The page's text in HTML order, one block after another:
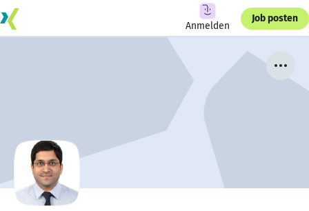
Anmelden
Job posten